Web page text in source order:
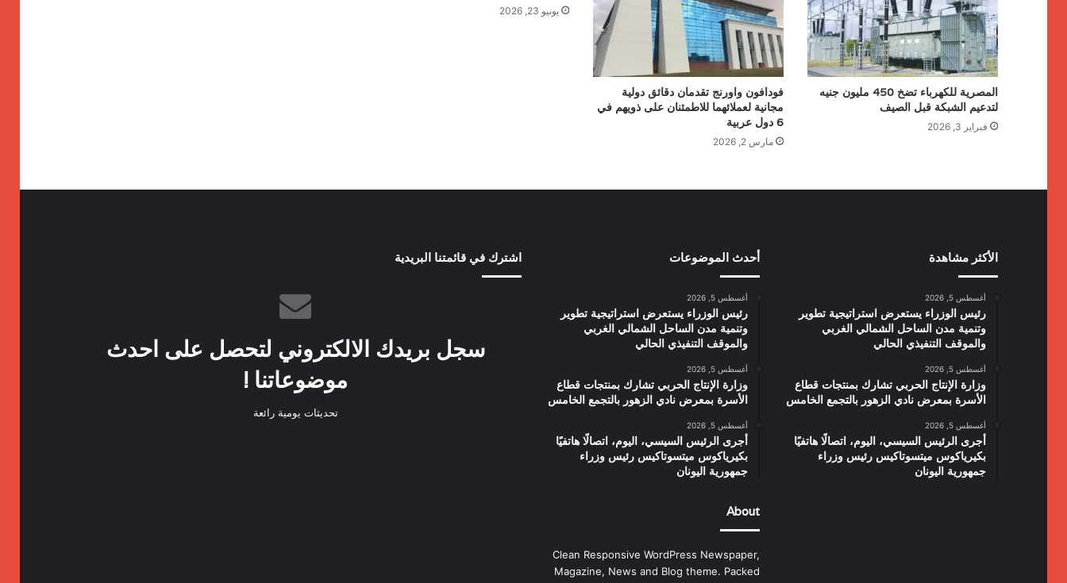
المصرية للكهرباء تضخ 450 مليون جنيه
لتدعيم الشبكة قبل الصيف
فبراير 3, 2026
فودافون واورنج تقدمان دقائق دولية
مجانية لعملائهما للاطمئنان على ذويهم في
6 دول عربية
مارس 2, 2026
يونيو 23, 2026
الأكثر مشاهدة
أغسطس 5, 2026
رئيس الوزراء يستعرض استراتيجية تطوير
وتنمية مدن الساحل الشمالي الغربي
والموقف التنفيذي الحالي
أغسطس 5, 2026
وزارة الإنتاج الحربي تشارك بمنتجات قطاع
الأسرة بمعرض نادي الزهور بالتجمع الخامس
أغسطس 5, 2026
أجرى الرئيس السيسي، اليوم، اتصالًا هاتفيًا
بكيرياكوس ميتسوتاكيس رئيس وزراء
جمهورية اليونان
أحدث الموضوعات
أغسطس 5, 2026
رئيس الوزراء يستعرض استراتيجية تطوير
وتنمية مدن الساحل الشمالي الغربي
والموقف التنفيذي الحالي
أغسطس 5, 2026
وزارة الإنتاج الحربي تشارك بمنتجات قطاع
الأسرة بمعرض نادي الزهور بالتجمع الخامس
أغسطس 5, 2026
أجرى الرئيس السيسي، اليوم، اتصالًا هاتفيًا
بكيرياكوس ميتسوتاكيس رئيس وزراء
جمهورية اليونان
About
Clean Responsive WordPress Newspaper,
Magazine, News and Blog theme. Packed
اشترك في قائمتنا البريدية
سجل بريدك الالكتروني لتحصل على احدث
موضوعاتنا !
تحديثات يومية رائعة